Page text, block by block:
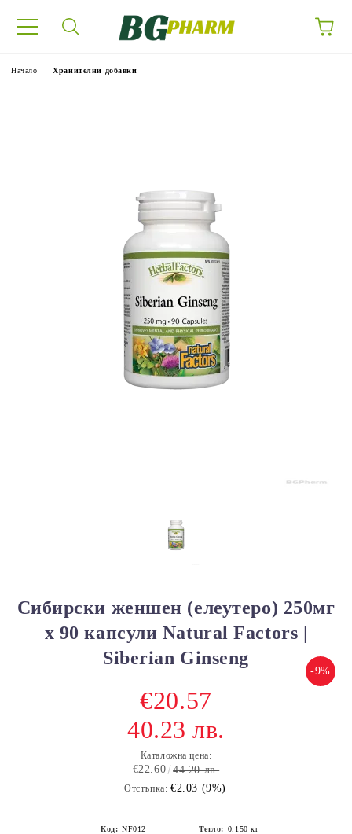
Начало Хранителни добавки
Сибирски женшен (елеутеро) 250мг
х 90 капсули Natural Factors |
Siberian Ginseng
-9%
€20.57
40.23 лв.
Каталожна цена:
€22.60 44.20 лв.
Отстъпка: €2.03 (9%)
Код: NF012 Тегло: 0.150 кг